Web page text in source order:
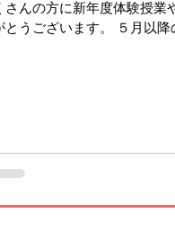
さんの方に新年度体験授業
とうございます。 ５月以